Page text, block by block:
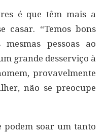
é que têm mais a
casar. “Temos bons
mesmas pessoas ao
grande desserviço à
provavelmente
não se preocupe
podem soar um tanto